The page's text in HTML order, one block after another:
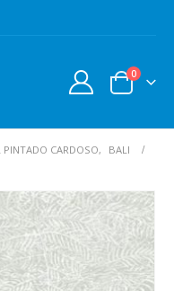
0
PINTADO CARDOSO,
BALI